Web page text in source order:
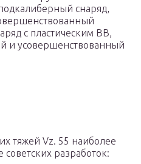
снаряд,
с пластическим ВВ,
и усовершенствованный
тяжей Vz. 55 наиболее
советских разработок: